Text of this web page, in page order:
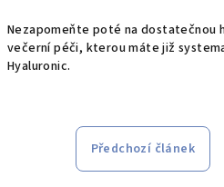
Nezapomeňte poté na dostatečnou
večerní péči, kterou máte již
Hyaluronic.
Předchozí článek